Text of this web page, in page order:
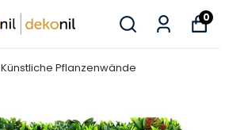
0
Künstliche Pflanzenwände